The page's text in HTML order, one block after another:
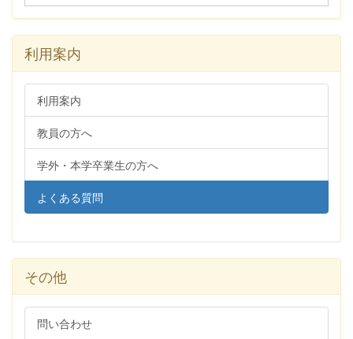
利用案内
利用案内
教員の方へ
学外・本学卒業生の方へ
よくある質問
その他
問い合わせ